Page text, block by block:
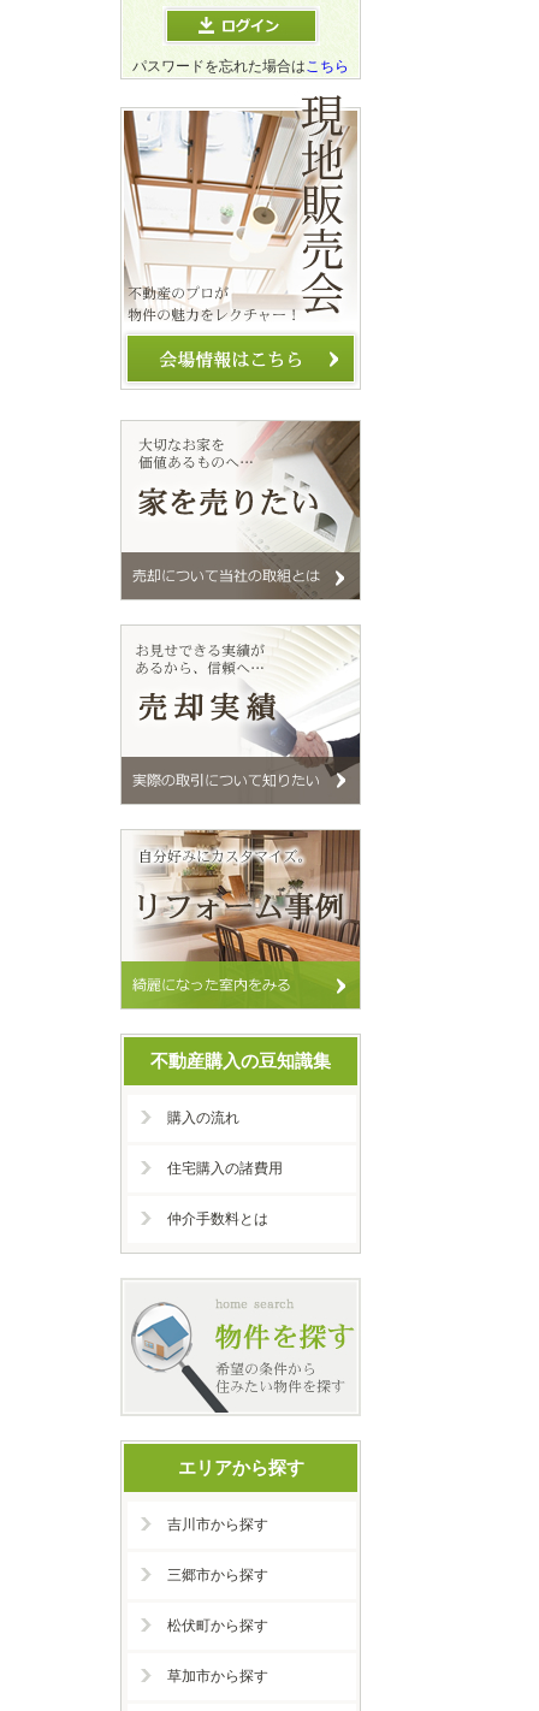
パスワードを忘れた場合はこちら
不動産購入の豆知識集
購入の流れ
住宅購入の諸費用
仲介手数料とは
エリアから探す
吉川市から探す
三郷市から探す
松伏町から探す
草加市から探す